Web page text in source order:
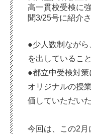
高一貫校受検に
聞3/25号に紹介
●少人数制なが
を出していること
●都立中受検対策
オリジナルの授
価していただい
今回は、この2月